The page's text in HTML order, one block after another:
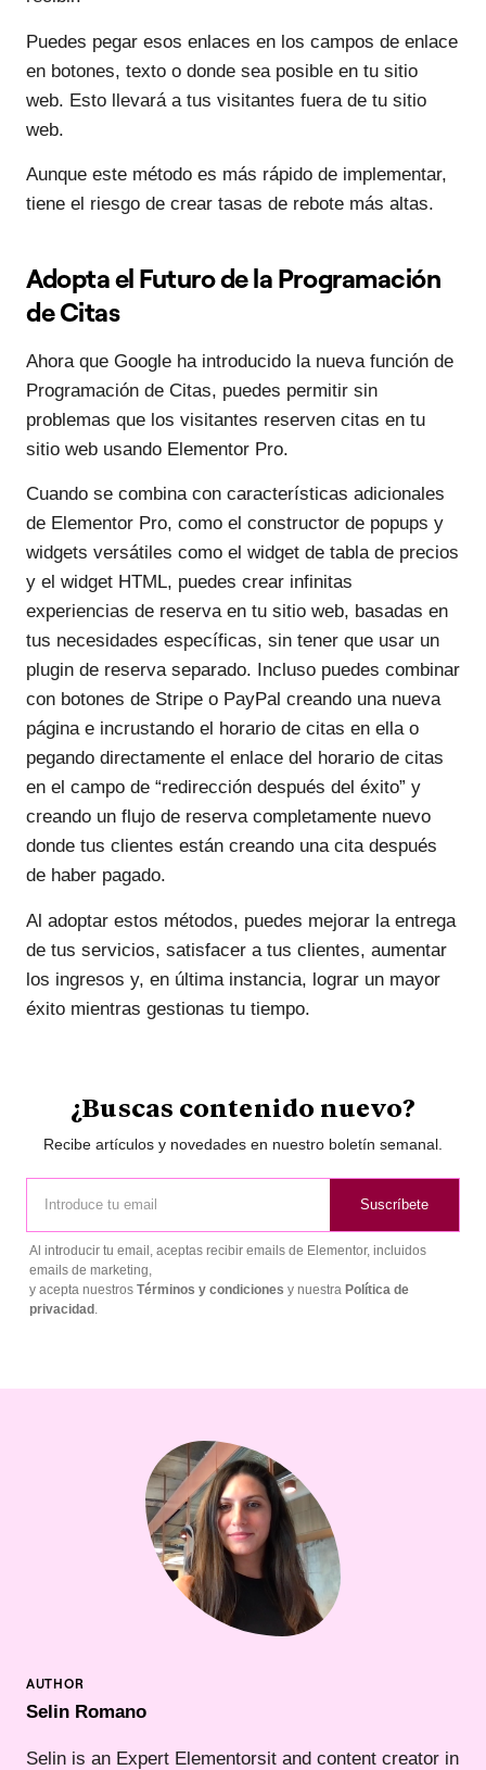
Puedes pegar esos enlaces en los campos de enlace
en botones, texto o donde sea posible en tu sitio
web. Esto llevará a tus visitantes fuera de tu sitio
web.
Aunque este método es más rápido de implementar,
tiene el riesgo de crear tasas de rebote más altas.
Adopta el Futuro de la Programación
de Citas
Ahora que Google ha introducido la nueva función de
Programación de Citas, puedes permitir sin
problemas que los visitantes reserven citas en tu
sitio web usando Elementor Pro.
Cuando se combina con características adicionales
de Elementor Pro, como el constructor de popups y
widgets versátiles como el widget de tabla de precios
y el widget HTML, puedes crear infinitas
experiencias de reserva en tu sitio web, basadas en
tus necesidades específicas, sin tener que usar un
plugin de reserva separado. Incluso puedes combinar
con botones de Stripe o PayPal creando una nueva
página e incrustando el horario de citas en ella o
pegando directamente el enlace del horario de citas
en el campo de “redirección después del éxito” y
creando un flujo de reserva completamente nuevo
donde tus clientes están creando una cita después
de haber pagado.
Al adoptar estos métodos, puedes mejorar la entrega
de tus servicios, satisfacer a tus clientes, aumentar
los ingresos y, en última instancia, lograr un mayor
éxito mientras gestionas tu tiempo.
¿Buscas contenido nuevo?
Recibe artículos y novedades en nuestro boletín semanal.
Suscríbete
Al introducir tu email, aceptas recibir emails de Elementor, incluidos
emails de marketing,
y acepta nuestros Términos y condiciones y nuestra Política de
privacidad
Selin Romano
Selin is an Expert Elementorsit and content creator in